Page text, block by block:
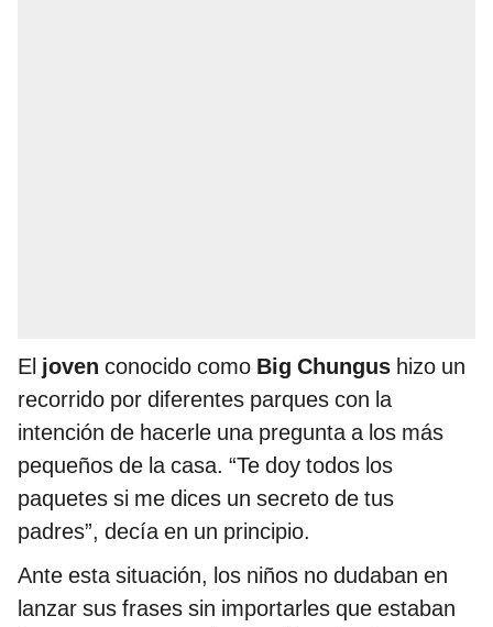
El joven conocido como Big Chungus hizo un
recorrido por diferentes parques con la
intención de hacerle una pregunta a los más
pequeños de la casa. “Te doy todos los
paquetes si me dices un secreto de tus
padres”, decía en un principio.
Ante esta situación, los niños no dudaban en
lanzar sus frases sin importarles que estaban